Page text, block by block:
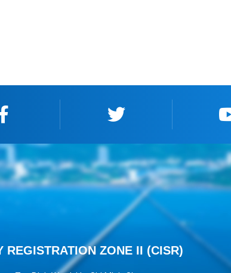
REGISTRATION ZONE II (CISR)